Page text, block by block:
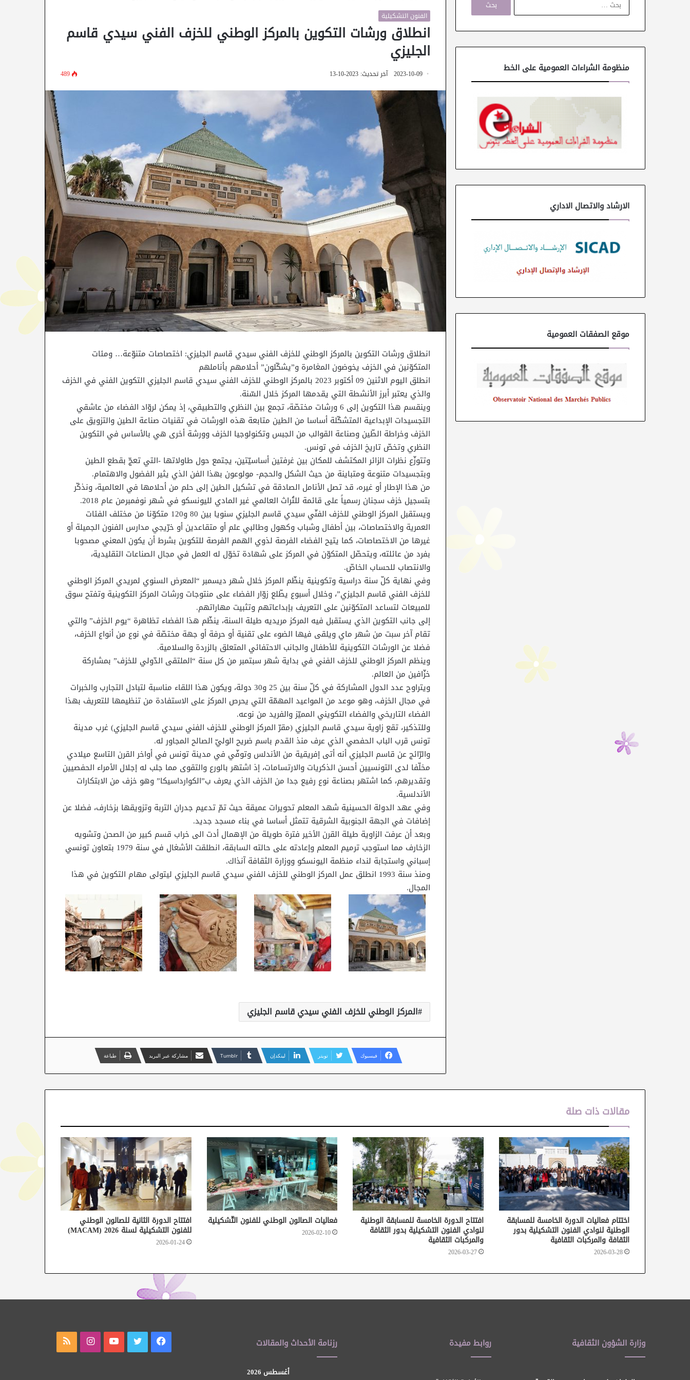
الفنون التشكيلية
انطلاق ورشات التكوين بالمركز الوطني للخزف الفني سيدي قاسم
الجليزي
2023-10-09 آخر تحديث: 2023-10-13 489
انطلاق ورشات التكوين بالمركز الوطني للخزف الفني سيدي قاسم الجليزي: اختصاصات متنوّعة… ومئات
المتكوّنين في الخزف يخوضون المغامرة و”يشكّلون” أحلامهم بأناملهم
انطلق اليوم الاثنين 09 أكتوبر 2023 بالمركز الوطني للخزف الفني سيدي قاسم الجليزي التكوين الفني في الخزف
والذي يعتبر أبرز الأنشطة التي يقدمها المركز خلال السّنة.
وينقسم هذا التكوين إلى 6 ورشات مختصّة، تجمع بين النظري والتطبيقي، إذ يمكن لروّاد الفضاء من عاشقي
التجسيدات الإبداعية المتشكّلة أساسا من الطين متابعة هذه الورشات في تقنيات صناعة الطين والتزويق على
الخزف وخراطة الطّين وصناعة القوالب من الجبس وتكنولوجيا الخزف وورشة أخرى هي بالأساس في التكوين
النظري وتخصّ تاريخ الخزف في تونس.
وتتوزّع نظرات الزائر المكتشف للمكان بين غرفتين أساسيّتين، يجتمع حول طاولاتها -التي تعجّ بقطع الطين
وبتجسيدات متنوعة ومتباينة من حيث الشكل والحجم- مولوعون بهذا الفن الذي يثير الفضول والاهتمام.
من هذا الإطار أو غيره، قد تصل الأنامل الصادقة في تشكيل الطين إلى حلم من أحلامها في العالمية، ونذكّر
بتسجيل خزف سجنان رسمياً على قائمة للتُراث العالمي غير المادي لليونسكو في شهر نوفمبرمن عام 2018.
ويستقبل المركز الوطني للخزف الفنّي سيدي قاسم الجليزي سنويا بين 80 و120 متكوّنا من مختلف الفئات
العمرية والاختصاصات، بين أطفال وشباب وكهول وطالبي علم أو متقاعدين أو خرّيجي مدارس الفنون الجميلة أو
غيرها من الاختصاصات، كما يتيح الفضاء الفرصة لذوي الهمم الفرصة للتكوين بشرط أن يكون المعني مصحوبا
بفرد من عائلته، ويتحصّل المتكوّن في المركز على شهادة تخوّل له العمل في مجال الصناعات التقليدية،
والانتصاب للحساب الخاصّ.
وفي نهاية كلّ سنة دراسية وتكوينية ينظّم المركز خلال شهر ديسمبر “المعرض السنوي لمريدي المركز الوطني
للخزف الفني قاسم الجليزي”، وخلال أسبوع يطّلع زوّار الفضاء على منتوجات ورشات المركز التكوينية وتفتح سوق
للمبيعات لتساعد المتكوّنين على التعريف بإبداعاتهم وتثبيت مهاراتهم.
إلى جانب التكوين الذي يستقبل فيه المركز مريديه طيلة السنة، ينظّم هذا الفضاء تظاهرة “يوم الخزف” والتي
تقام آخر سبت من شهر ماي ويلقى فيها الضوء على تقنية أو حرفة أو جهة مختصّة في نوع من أنواع الخزف،
فضلا عن الورشات التكوينية للأطفال والجانب الاحتفائي المتعلق بالزردة والسلامية.
وينظم المركز الوطني للخزف الفني في بداية شهر سبتمبر من كل سنة “الملتقى الدّولي للخزف” بمشاركة
خزّافين من العالم.
ويتراوح عدد الدول المشاركة في كلّ سنة بين 25 و30 دولة، ويكون هذا اللقاء مناسبة لتبادل التجارب والخبرات
في مجال الخزف، وهو موعد من المواعيد المهمّة التي يحرص المركز على الاستفادة من تنظيمها للتعريف بهذا
الفضاء التاريخي والفضاء التكويني المميّز والفريد من نوعه.
وللتذكير، تقع زاوية سيدي قاسم الجليزي (مقرّ المركز الوطني للخزف الفني سيدي قاسم الجليزي) غرب مدينة
تونس قرب الباب الحفصي الذي عرف منذ القدم باسم ضريح الوليّ الصالح المجاور له.
والرّائج عن قاسم الجليزي أنه أتى إفريقية من الأندلس وتوفّي في مدينة تونس في أواخر القرن التاسع ميلادي
مخلّفا لدى التونسيين أحسن الذكريات والارتسامات، إذ اشتهر بالورع والتقوى مما جلب له إجلال الأمراء الحفصيين
وتقديرهم، كما اشتهر بصناعة نوع رفيع جدا من الخزف الذي يعرف ب”الكوارداسيكا” وهو خزف من الابتكارات
الأندلسية.
وفي عهد الدولة الحسينية شهد المعلم تحويرات عميقة حيث تمّ تدعيم جدران التربة وتزويقها بزخارف، فضلا عن
إضافات في الجهة الجنوبية الشرقية تتمثل أساسا في بناء مسجد جديد.
وبعد أن عرفت الزاوية طيلة القرن الأخير فترة طويلة من الإهمال أدت الى خراب قسم كبير من الصحن وتشويه
الزخارف مما استوجب ترميم المعلم وإعادته على حالته السابقة، انطلقت الأشغال في سنة 1979 بتعاون تونسي
إسباني واستجابة لنداء منظمة اليونسكو ووزارة الثقافة آنذاك.
ومنذ سنة 1993 انطلق عمل المركز الوطني للخزف الفني سيدي قاسم الجليزي ليتولى مهام التكوين في هذا
المجال.
المركز الوطني للخزف الفني سيدي قاسم الجليزي
فيسبوك تويتر لينكدإن مشاركة عبر البريد طباعة
ح
ن
منظومة الشراءات العمومية على الخط
الارشاد والاتصال الاداري
موقع الصفقات العمومية
مقالات ذات صلة
اختتام فعاليات الدورة الخامسة للمسابقة
الوطنية لنوادي الفنون التشكيلية بدور
الثقافة والمركبات الثقافية
2026-03-28
افتتاح الدورة الخامسة للمسابقة الوطنية
لنوادي الفنون التشكيلية بدور الثقافة
والمركبات الثقافية
2026-03-27
فعاليات الصالون الوطني للفنون التّشكيلية
2026-02-10
افتتاح الدورة الثانية للصالون الوطني
للفنون التشكيلية لسنة 2026 (MACAM)
2026-01-24
وزارة الشؤون الثقافية روابط مفيدة رزنامة الأحداث والمقالات
أغسطس 2026
فيسبوك تويتر يوتيوب انستقرام